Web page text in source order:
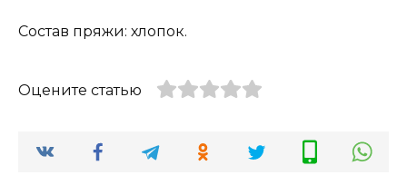
Состав пряжи: хлопок.
Оцените статью